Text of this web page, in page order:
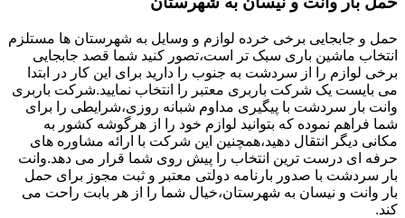
حمل و جابجایی برخی خرده لوازم و وسایل به شهرستان ها مستلزم
انتخاب ماشین باری سبک تر است،تصور کنید شما قصد جابجایی
برخی لوازم را از سردشت به جنوب را دارید برای این کار در ابتدا
می بایست یک شرکت باربری معتبر را انتخاب نمایید.شرکت باربری
وانت بار سردشت با پیگیری مداوم شبانه روزی،شرایطی را برای
شما فراهم نموده که بتوانید لوازم خود را از هرگوشه کشور به
مکانی دیگر انتقال دهید،همچنین این شرکت با ارائه مشاوره های
حرفه ای درست ترین انتخاب را پیش روی شما قرار می دهد.وانت
بار سردشت با صدور بارنامه دولتی معتبر و ثبت مجوز برای حمل
بار وانت و نیسان به شهرستان،خیال شما را از هر بابت راحت می
کند.